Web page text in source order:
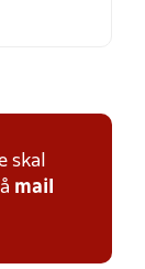
skal
mail